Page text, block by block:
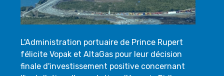
L'Administration portuaire de Prince Rupert
félicite Vopak et AltaGas pour leur décision
finale d'investissement positive concernant